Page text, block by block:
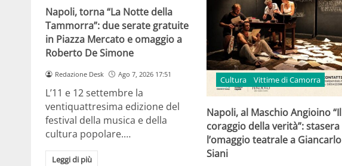
Napoli, torna “La Notte della
Tammorra”: due serate gratuite
in Piazza Mercato e omaggio a
Roberto De Simone
Redazione Desk Ago 7, 2026 17:51
L’11 e 12 settembre la
ventiquattresima edizione del
festival della musica e della
cultura popolare.…
Leggi di più
Cultura Vittime di Camorra
Napoli, al Maschio Angioino “Il
coraggio della verità”: stasera
l’omaggio teatrale a Giancarlo
Siani